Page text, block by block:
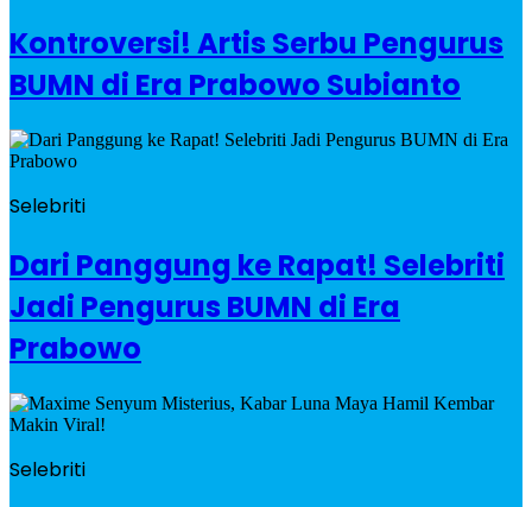
Kontroversi! Artis Serbu Pengurus
BUMN di Era Prabowo Subianto
Selebriti
Dari Panggung ke Rapat! Selebriti
Jadi Pengurus BUMN di Era
Prabowo
Selebriti